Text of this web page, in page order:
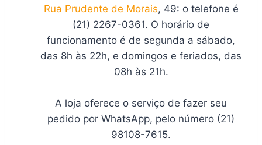
Rua Prudente de Morais, 49: o telefone é
(21) 2267-0361. O horário de
funcionamento é de segunda a sábado,
das 8h às 22h, e domingos e feriados, das
08h às 21h.
A loja oferece o serviço de fazer seu
pedido por WhatsApp, pelo número (21)
98108-7615.